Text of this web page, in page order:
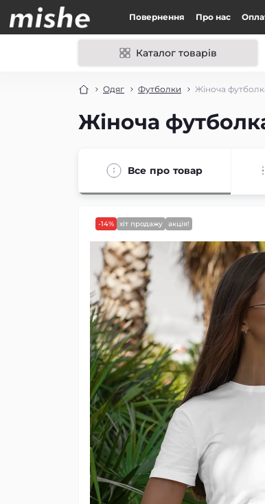
Повернення Про нас
Каталог товарів
Одяг Футболки Жіноча
Жіноча
Все про товар
-14% хіт продажу акція!